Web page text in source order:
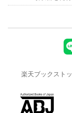
楽天ブックスト